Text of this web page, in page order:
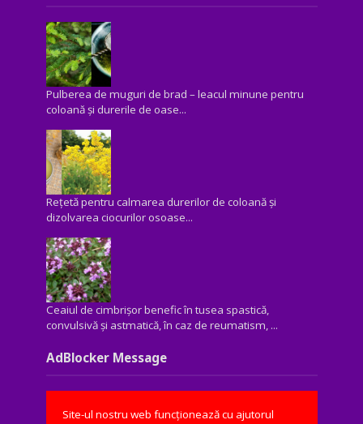
Pulberea de muguri de brad – leacul minune pentru
coloană și durerile de oase...
Rețetă pentru calmarea durerilor de coloană și
dizolvarea ciocurilor osoase...
Ceaiul de cimbrișor benefic în tusea spastică,
convulsivă şi astmatică, în caz de reumatism, ...
AdBlocker Message
Site-ul nostru web funcționează cu ajutorul